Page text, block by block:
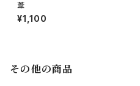
葦
¥1,100
その他の商品